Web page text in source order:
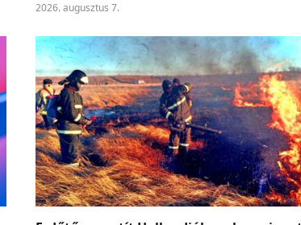
2026. augusztus 7.